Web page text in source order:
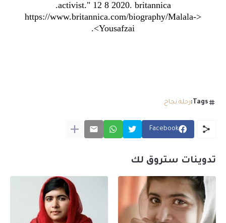
activist." 12 8 2020. britannica
.
<
https://www.britannica.com/biography/Malala-
Yousafzai
>.
Tags: رحلة نجاح
Facebook
تدوينات ستروق لك